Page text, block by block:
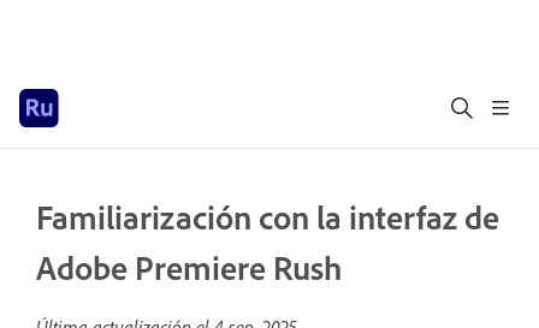
Familiarización con la interfaz de
Adobe Premiere Rush